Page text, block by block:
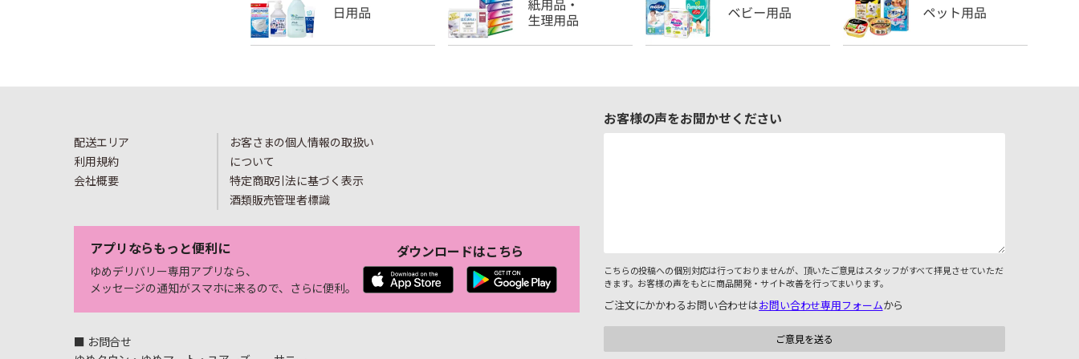
配送エリア
利用規約
会社概要
お客さまの個人情報の取扱い
について
特定商取引法に基づく表示
酒類販売管理者標識
アプリならもっと便利に
ゆめデリバリー専用アプリなら、
メッセージの通知がスマホに来るので、さらに便利。
ダウンロードはこちら
■ お問合せ
お客様の声をお聞かせください
こちらの投稿への個別対応は行っておりませんが、頂いたご意見はスタッフがすべて拝見させていただ
きます。お客様の声をもとに商品開発・サイト改善を行ってまいります。
ご注文にかかわるお問い合わせはお問い合わせ専用フォームから